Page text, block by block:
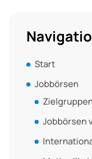
Start
Jobbörsen
Jobbörsen